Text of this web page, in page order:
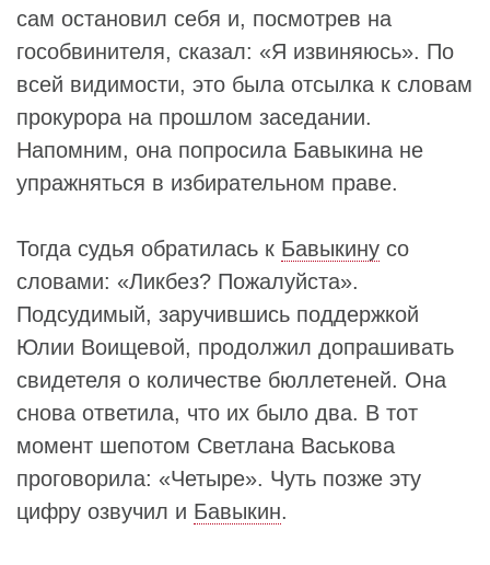
сам остановил себя и, посмотрев на
гособвинителя, сказал: «Я извиняюсь». По
всей видимости, это была отсылка к словам
прокурора на прошлом заседании.
Напомним, она попросила Бавыкина не
упражняться в избирательном праве.
Тогда судья обратилась к Бавыкину со
словами: «Ликбез? Пожалуйста».
Подсудимый, заручившись поддержкой
Юлии Воищевой, продолжил допрашивать
свидетеля о количестве бюллетеней. Она
снова ответила, что их было два. В тот
момент шепотом Светлана Васькова
проговорила: «Четыре». Чуть позже эту
цифру озвучил и Бавыкин.